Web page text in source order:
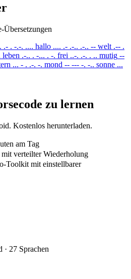
Übersetzungen
.- . -.-. .... hallo .... .- .-.. .-.. -- welt .-- .
leben .-.. . -... . -. frei ..-. .-. . .. mutig --
... - . .-. -. mond -- --- -. -.. sonne ...
zu lernen
Kostenlos herunterladen.
am Tag
verteilter Wiederholung
Toolkit mit einstellbarer
27 Sprachen